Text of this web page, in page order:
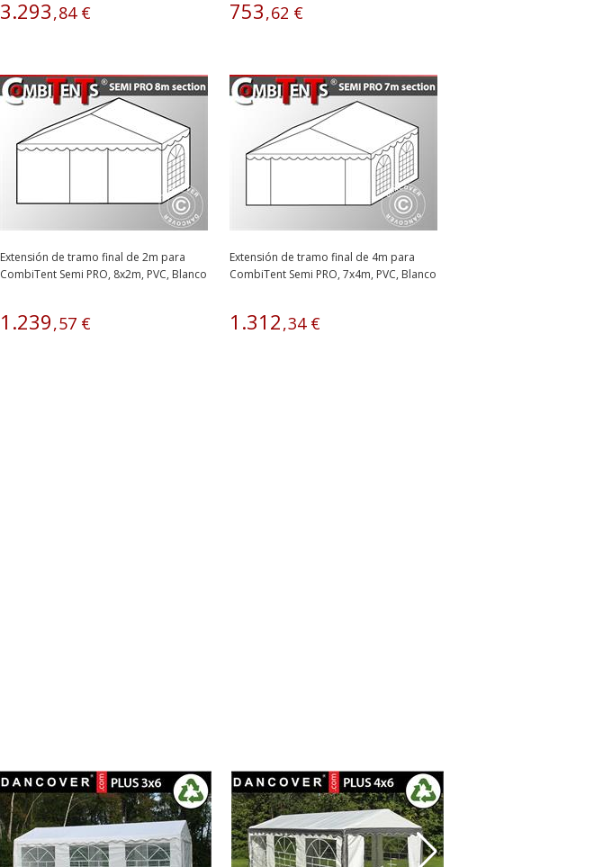
3.293,84€ 753,62 €
Extensión de tramo final de 2m para
CombiTent Semi PRO, 8x2m, PVC, Blanco
1 .239,57 €
Extensión de tramo final de 4m para
CombiTent Semi PRO, 7x4m, PVC, Blanco
1 .312,34€